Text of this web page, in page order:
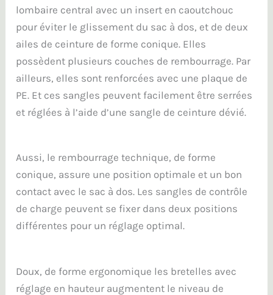
lombaire central avec un insert en caoutchouc
pour éviter le glissement du sac à dos, et de deux
ailes de ceinture de forme conique. Elles
possèdent plusieurs couches de rembourrage. Par
ailleurs, elles sont renforcées avec une plaque de
PE. Et ces sangles peuvent facilement être serrées
et réglées à l’aide d’une sangle de ceinture dévié.
Aussi, le rembourrage technique, de forme
conique, assure une position optimale et un bon
contact avec le sac à dos. Les sangles de contrôle
de charge peuvent se fixer dans deux positions
différentes pour un réglage optimal.
Doux, de forme ergonomique les bretelles avec
réglage en hauteur augmentent le niveau de